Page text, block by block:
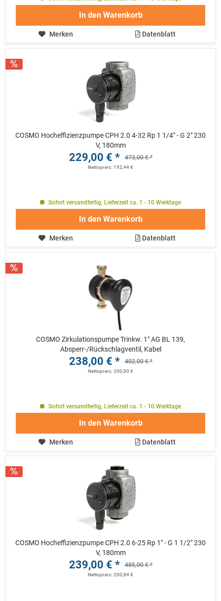
In den Warenkorb
Merken Datenblatt
COSMO Hocheffizienzpumpe CPH 2.0 4-32 Rp 1 1/4" - G 2" 230
V, 180mm
229,00 € * 473,00 € *
Nettopreis: 192,44 €
Sofort versandfertig, Lieferzeit ca. 1 - 10 Werktage
In den Warenkorb
Merken Datenblatt
COSMO Zirkulationspumpe Trinkw. 1" AG BL 139,
Absperr-/Rückschlagventil, Kabel
238,00 € * 402,00 € *
Nettopreis: 200,00 €
Sofort versandfertig, Lieferzeit ca. 1 - 10 Werktage
In den Warenkorb
Merken Datenblatt
COSMO Hocheffizienzpumpe CPH 2.0 6-25 Rp 1" - G 1 1/2" 230
V, 180mm
239,00 € * 485,00 € *
Nettopreis: 200,84 €